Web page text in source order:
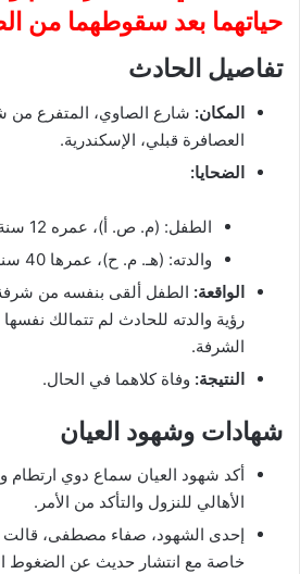
حياتهما بعد سقوطهما من
تفاصيل الحادث
المكان: شارع الصاوي، المتفرع من
العصافرة قبلي، الإسكندرية.
الضحايا:
الطفل: (م. ص. أ)، عمره 12 سنة.
والدته: (هـ. م. ح)، عمرها 40 سنة.
الواقعة: الطفل ألقى بنفسه من شرفة
رؤية والدته للحادث لم تتمالك
الشرفة.
النتيجة: وفاة كلاهما في الحال.
شهادات وشهود العيان
أكد شهود العيان سماع دوي ارتطام
الأهالي للنزول والتأكد من الأمر.
إحدى الشهود، صفاء مصطفى، قالت
خاصة مع انتشار حديث عن الضغوط